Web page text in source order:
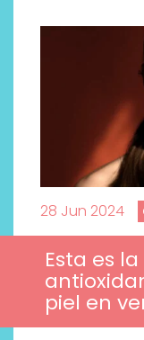
28 Jun 2024
Esta es
piel en